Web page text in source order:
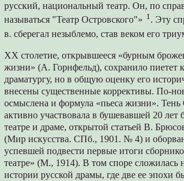
русский, национальный театр. Он, по
называться "Театр Островского"» 1. Эту
в. сберегал незыблемо, став веком его
XX столетие, открывшееся «бурным
жизни» (А. Горнфельд), сохранило пиетет
драматургу, но в общую оценку его
внесены существенные коррективы. По-
осмыслена и формула «пьеса жизни». Тень
активно участвовала в бушевавшей 20 лет
театре и драме, открытой статьей В.
(Мир искусства. СПб., 1901. № 4) и
успевшей подвести первые итоги
театре» (М., 1914). В том споре сложилась
истории русской драмы, где две ее эпохи